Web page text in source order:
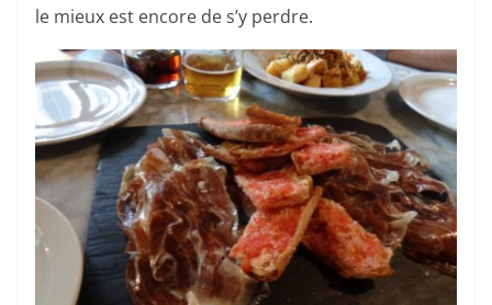
le mieux est encore de s’y perdre.